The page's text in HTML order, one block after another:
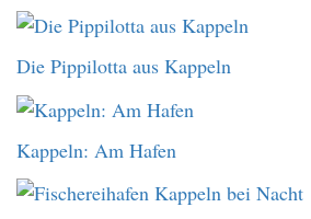
Die Pippilotta aus Kappeln
Kappeln: Am Hafen